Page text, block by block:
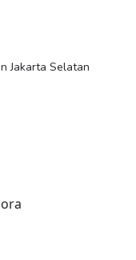
Jakarta Selatan